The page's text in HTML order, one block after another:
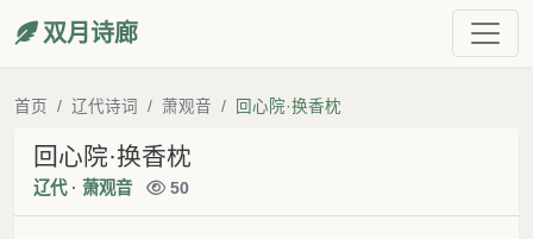
双月诗廊
首页 辽代诗词 萧观音 回心院·换香枕
回心院·换香枕
辽代· 萧观音 50